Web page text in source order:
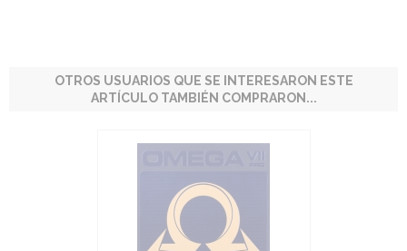
OTROS USUARIOS QUE SE INTERESARON ESTE
ARTÍCULO TAMBIÉN COMPRARON...